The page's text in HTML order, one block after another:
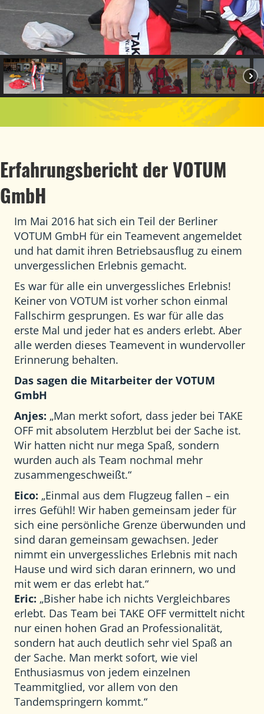
Erfahrungsbericht der VOTUM
GmbH
Im Mai 2016 hat sich ein Teil der Berliner
VOTUM GmbH für ein Teamevent angemeldet
und hat damit ihren Betriebsausflug zu einem
unvergesslichen Erlebnis gemacht.
Es war für alle ein unvergessliches Erlebnis!
Keiner von VOTUM ist vorher schon einmal
Fallschirm gesprungen. Es war für alle das
erste Mal und jeder hat es anders erlebt. Aber
alle werden dieses Teamevent in wundervoller
Erinnerung behalten.
Das sagen die Mitarbeiter der VOTUM
GmbH
Anjes: „Man merkt sofort, dass jeder bei TAKE
OFF mit absolutem Herzblut bei der Sache ist.
Wir hatten nicht nur mega Spaß, sondern
wurden auch als Team nochmal mehr
zusammengeschweißt.“
Eico: „Einmal aus dem Flugzeug fallen – ein
irres Gefühl! Wir haben gemeinsam jeder für
sich eine persönliche Grenze überwunden und
sind daran gemeinsam gewachsen. Jeder
nimmt ein unvergessliches Erlebnis mit nach
Hause und wird sich daran erinnern, wo und
mit wem er das erlebt hat.“
Eric: „Bisher habe ich nichts Vergleichbares
erlebt. Das Team bei TAKE OFF vermittelt nicht
nur einen hohen Grad an Professionalität,
sondern hat auch deutlich sehr viel Spaß an
der Sache. Man merkt sofort, wie viel
Enthusiasmus von jedem einzelnen
Teammitglied, vor allem von den
Tandemspringern kommt.“